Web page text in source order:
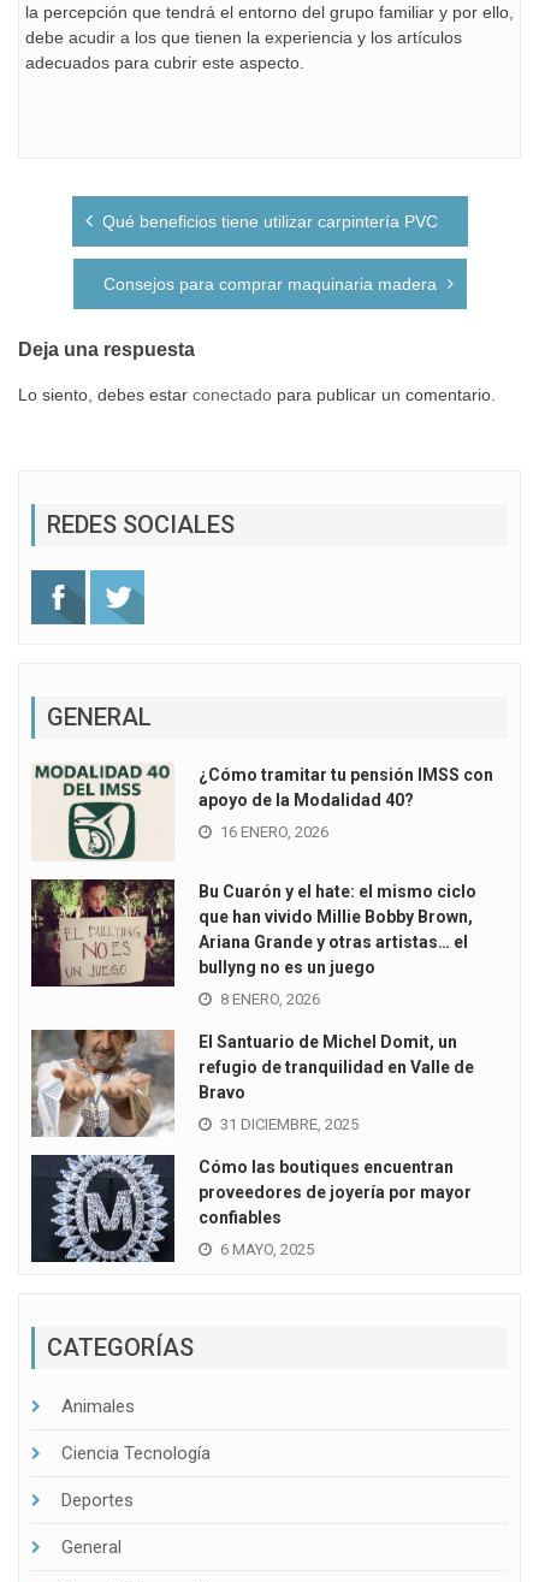
la percepción que tendrá el entorno del grupo familiar y por ello,
debe acudir a los que tienen la experiencia y los artículos
adecuados para cubrir este aspecto.
Navegación
entradas
Qué beneficios tiene utilizar carpintería PVC
Consejos para comprar maquinaria madera
Deja una respuesta
Lo siento, debes estar conectado para publicar un comentario.
REDES SOCIALES
GENERAL
¿Cómo tramitar tu pensión IMSS con
apoyo de la Modalidad 40?
16 ENERO, 2026
Bu Cuarón y el hate: el mismo ciclo
que han vivido Millie Bobby Brown,
Ariana Grande y otras artistas… el
bullyng no es un juego
8 ENERO, 2026
El Santuario de Michel Domit, un
refugio de tranquilidad en Valle de
Bravo
31 DICIEMBRE, 2025
Cómo las boutiques encuentran
proveedores de joyería por mayor
confiables
6 MAYO, 2025
CATEGORÍAS
Animales
Ciencia Tecnología
Deportes
General